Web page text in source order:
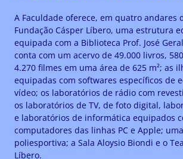
A Faculdade oferece, em quatro andares
Fundação Cásper Líbero, uma estrutura
equipada com a Biblioteca Prof. José
conta com um acervo de 49.000 livros,
4.270 filmes em uma área de 625 m²; as
equipadas com softwares específicos de
vídeo; os laboratórios de rádio com
os laboratórios de TV, de foto digital,
e laboratórios de informática equipados
computadores das linhas PC e Apple;
poliesportiva; a Sala Aloysio Biondi e o
Líbero.